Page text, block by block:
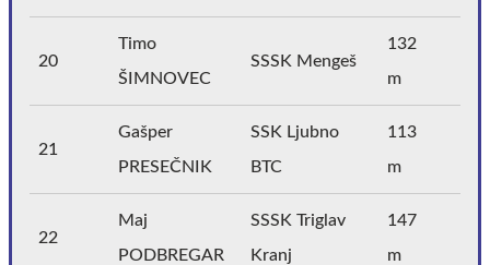
20
Timo
ŠIMNOVEC
SSSK Mengeš
132
m
21
Gašper
PRESEČNIK
SSK Ljubno
BTC
113
m
22
Maj
PODBREGAR
SSSK Triglav
Kranj
147
m